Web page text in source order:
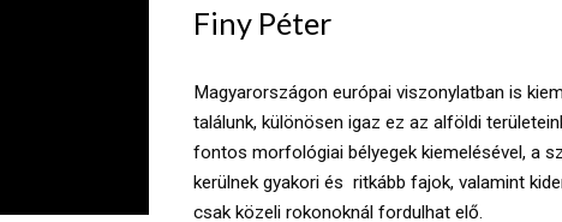
Finy Péter
Magyarországon európai viszonylatban is
találunk, különösen igaz ez az alföldi
fontos morfológiai bélyegek kiemelésével, a
kerülnek gyakori és ritkább fajok, valamint
csak közeli rokonoknál fordulhat elő.